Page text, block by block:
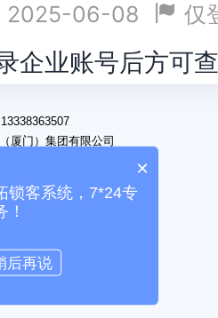
2025-06-08 仅
企业账号后方可
13338363507
厦门）集团有限公司
15015898号-3
×
锁客系统，7*24专
后再说